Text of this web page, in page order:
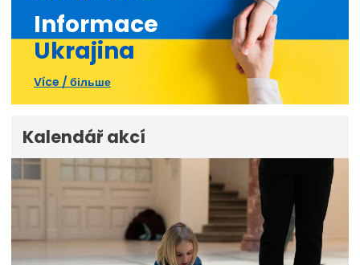
Informace
Ukrajina
Více / більше
Kalendář akcí